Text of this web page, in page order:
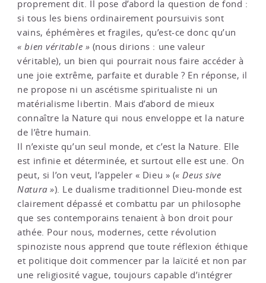
proprement dit. Il pose d’abord la question de fond :
si tous les biens ordinairement poursuivis sont
vains, éphémères et fragiles, qu’est-ce donc qu’un
« bien véritable » (nous dirions : une valeur
véritable), un bien qui pourrait nous faire accéder à
une joie extrême, parfaite et durable ? En réponse, il
ne propose ni un ascétisme spiritualiste ni un
matérialisme libertin. Mais d’abord de mieux
connaître la Nature qui nous enveloppe et la nature
de l’être humain.
Il n’existe qu’un seul monde, et c’est la Nature. Elle
est infinie et déterminée, et surtout elle est une. On
peut, si l’on veut, l’appeler « Dieu » (« Deus sive
Natura »). Le dualisme traditionnel Dieu-monde est
clairement dépassé et combattu par un philosophe
que ses contemporains tenaient à bon droit pour
athée. Pour nous, modernes, cette révolution
spinoziste nous apprend que toute réflexion éthique
et politique doit commencer par la laïcité et non par
une religiosité vague, toujours capable d’intégrer